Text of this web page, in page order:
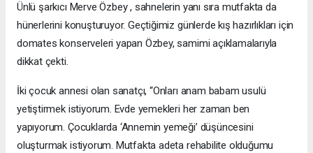
Ünlü şarkıcı Merve Özbey , sahnelerin yanı sıra mutfakta da
hünerlerini konuşturuyor. Geçtiğimiz günlerde kış hazırlıkları için
domates konserveleri yapan Özbey, samimi açıklamalarıyla
dikkat çekti.
İki çocuk annesi olan sanatçı, “Onları anam babam usulü
yetiştirmek istiyorum. Evde yemekleri her zaman ben
yapıyorum. Çocuklarda ‘Annemin yemeği’ düşüncesini
oluşturmak istiyorum. Mutfakta adeta rehabilite olduğumu